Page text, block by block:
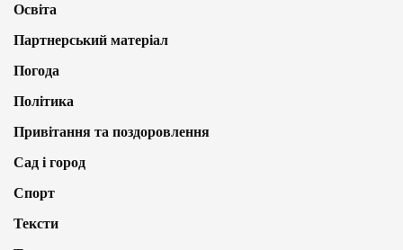
Освіта
Партнерський матеріал
Погода
Політика
Привітання та поздоровлення
Сад і город
Спорт
Тексти